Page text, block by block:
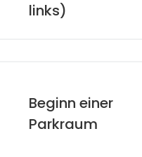
links)
Beginn einer
Parkraum­